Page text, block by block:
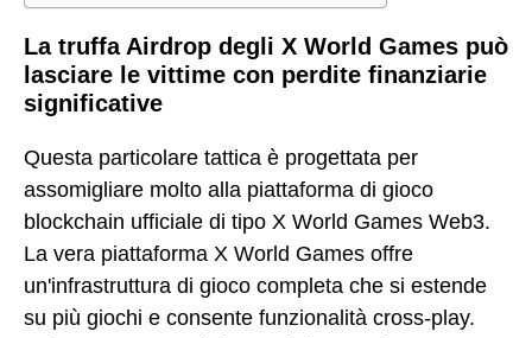
La truffa Airdrop degli X World Games può
lasciare le vittime con perdite finanziarie
significative
Questa particolare tattica è progettata per
assomigliare molto alla piattaforma di gioco
blockchain ufficiale di tipo X World Games Web3.
La vera piattaforma X World Games offre
un'infrastruttura di gioco completa che si estende
su più giochi e consente funzionalità cross-play.